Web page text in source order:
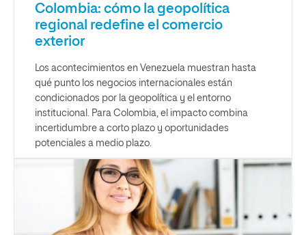
Colombia: cómo la geopolítica
regional redefine el comercio
exterior
Los acontecimientos en Venezuela muestran hasta
qué punto los negocios internacionales están
condicionados por la geopolítica y el entorno
institucional. Para Colombia, el impacto combina
incertidumbre a corto plazo y oportunidades
potenciales a medio plazo.